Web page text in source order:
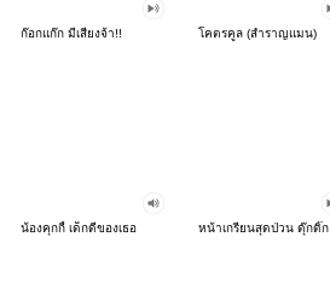
ก๊อกแก๊ก มีเสียงจ้า!! โคตรคูล (สำราญแมน)
น้องคุกกี้ เด็กดีของเธอ หน้าเกรียนสุดป่วน ดุ๊กดิ๊ก